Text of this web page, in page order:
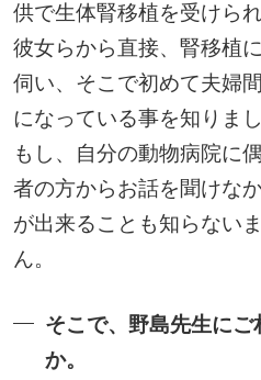
供で生体腎移植を受けら
彼女らから直接、腎移植
伺い、そこで初めて夫婦
になっている事を知りまし
もし、自分の動物病院に
者の方からお話を聞けな
が出来ることも知らない
ん。
そこで、野島先生に
か。